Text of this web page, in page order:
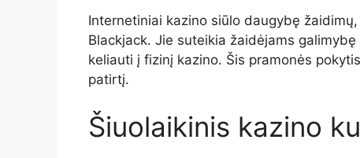
Internetiniai kazino siūlo daugybę
Blackjack. Jie suteikia žaidėjams
keliauti į fizinį kazino. Šis pramonės
patirtį.
Šiuolaikinis kazino